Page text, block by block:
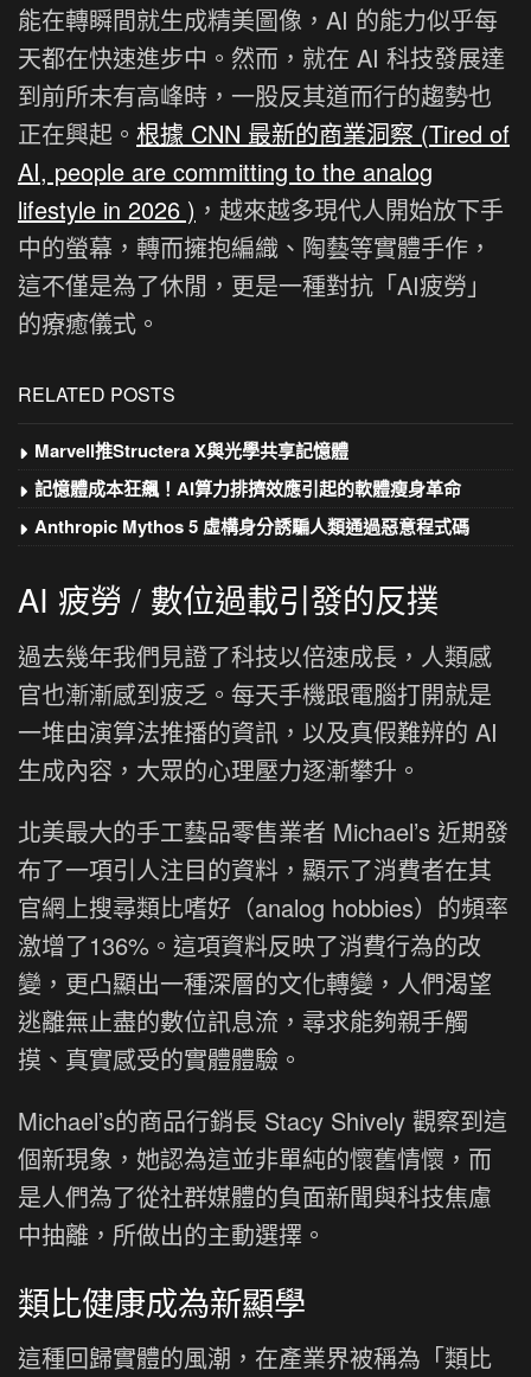
能在轉瞬間就生成精美圖像，AI 的能力似乎每
天都在快速進步中。然而，就在 AI 科技發展達
到前所未有高峰時，一股反其道而行的趨勢也
正在興起。 根據 CNN 最新的商業洞察 (Tired of
AI, people are committing to the analog
lifestyle in 2026 ) ，越來越多現代人開始放下手
中的螢幕，轉而擁抱編織、陶藝等實體手作，
這不僅是為了休閒，更是一種對抗「AI疲勞」
的療癒儀式。
RELATED POSTS
Marvell推Structera X與光學共享記憶體
記憶體成本狂飆！AI算力排擠效應引起的軟體瘦身革命
Anthropic Mythos 5 虛構身分誘騙人類通過惡意程式碼
AI 疲勞 / 數位過載引發的反撲
過去幾年我們見證了科技以倍速成長，人類感
官也漸漸感到疲乏。每天手機跟電腦打開就是
一堆由演算法推播的資訊，以及真假難辨的 AI
生成內容，大眾的心理壓力逐漸攀升。
北美最大的手工藝品零售業者 Michael’s 近期發
布了一項引人注目的資料，顯示了消費者在其
官網上搜尋類比嗜好（analog hobbies）的頻率
激增了136%。這項資料反映了消費行為的改
變，更凸顯出一種深層的文化轉變，人們渴望
逃離無止盡的數位訊息流，尋求能夠親手觸
摸、真實感受的實體體驗。
Michael’s的商品行銷長 Stacy Shively 觀察到這
個新現象，她認為這並非單純的懷舊情懷，而
是人們為了從社群媒體的負面新聞與科技焦慮
中抽離，所做出的主動選擇。
類比健康成為新顯學
這種回歸實體的風潮，在產業界被稱為「類比